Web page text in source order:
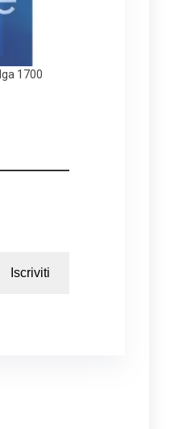
1700
Iscriviti